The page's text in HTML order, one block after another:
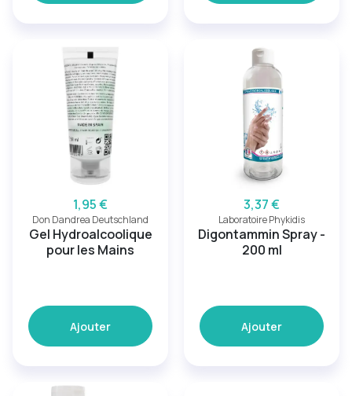
1,95 €
Don Dandrea Deutschland
Gel Hydroalcoolique
pour les Mains
Ajouter
3,37 €
Laboratoire Phykidis
Digontammin Spray -
200 ml
Ajouter